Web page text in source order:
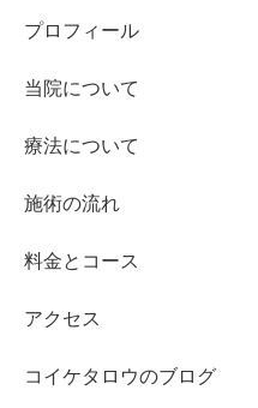
プロフィール
当院について
療法について
施術の流れ
料金とコース
アクセス
コイケタロウのブログ